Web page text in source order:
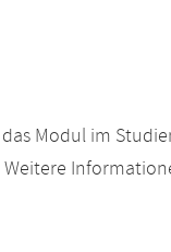
Modul im